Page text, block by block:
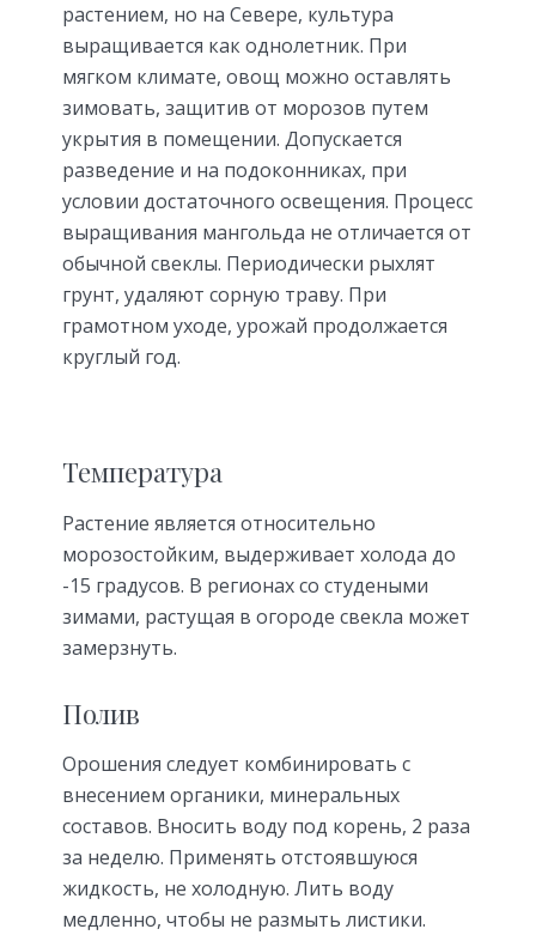
растением, но на Севере, культура
выращивается как однолетник. При
мягком климате, овощ можно оставлять
зимовать, защитив от морозов путем
укрытия в помещении. Допускается
разведение и на подоконниках, при
условии достаточного освещения. Процесс
выращивания мангольда не отличается от
обычной свеклы. Периодически рыхлят
грунт, удаляют сорную траву. При
грамотном уходе, урожай продолжается
круглый год.
Температура
Растение является относительно
морозостойким, выдерживает холода до
-15 градусов. В регионах со студеными
зимами, растущая в огороде свекла может
замерзнуть.
Полив
Орошения следует комбинировать с
внесением органики, минеральных
составов. Вносить воду под корень, 2 раза
за неделю. Применять отстоявшуюся
жидкость, не холодную. Лить воду
медленно, чтобы не размыть листики.